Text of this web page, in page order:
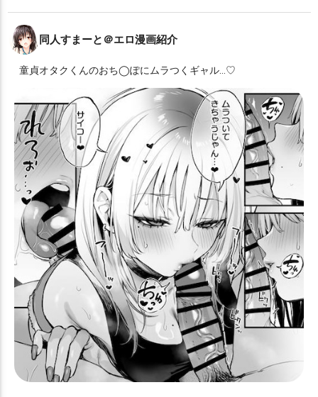
同人すまーと＠エロ漫画紹介
童貞オタクくんのおち◯ぽにムラつくギャル…♡